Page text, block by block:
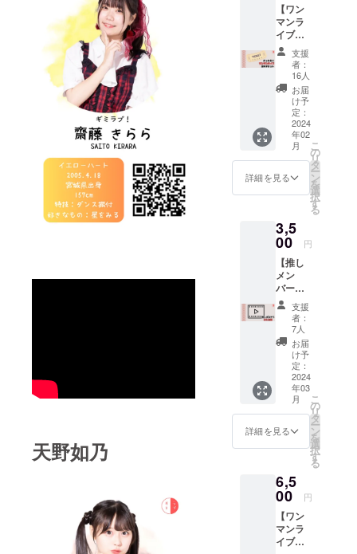
天野如乃
【ワン
マンラ
イブチ
ケット
+チェキ
券1枚
（ワン
マン限
定デザ
ン）】
・2024
年3月2
日開催
のワン
マンラ
ケット
+チェキ
券1枚
（ワン
マン限
定デザ
イン）
※ドリン
ク代
（600
円）は
別途当
日会場
で必要
チェキ
券1枚で
メン
トチェ
キまた
は１
ショッ
トチェ
キの撮
支援
者：
16人
お届
け予
定：
2024
年02
月
詳細を見る
こ
の
リ
タ
ー
ン
を
選
択
す
る
3,5
00 円
【推し
メン
バーか
らのあ
なたへ
お礼
メッ
セージ
動画】
・ご支
援して
頂いた
方に向
けて、
推しメ
ンバー
お礼
メッ
セージ
動画で
す。 ※
備考欄
支援
者：
7人
お届
け予
定：
2024
年03
月
詳細を見る
こ
の
リ
タ
ー
ン
を
選
択
す
る
6,5
00 円
【ワン
マンラ
イブチ